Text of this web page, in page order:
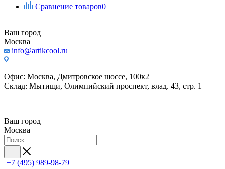
Сравнение товаров0
Ваш город
Москва
info@artikcool.ru
Офис: Москва, Дмитровское шоссе, 100к2
Склад: Мытищи, Олимпийский проспект, влад. 43, стр. 1
Ваш город
Москва
+7 (495) 989-98-79